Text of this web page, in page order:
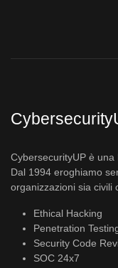
CybersecurityUP è una
Dal 1994 eroghiamo
organizzazioni sia civili
Ethical Hacking
Penetration
Security Code
SOC 24x7